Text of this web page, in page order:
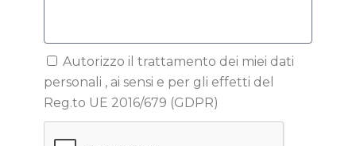
Autorizzo il trattamento dei miei dati
personali , ai sensi e per gli effetti del
Reg.to UE 2016/679 (GDPR)